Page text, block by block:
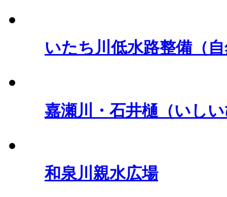
いたち川低水路整備（
嘉瀬川・石井樋（いし
和泉川親水広場